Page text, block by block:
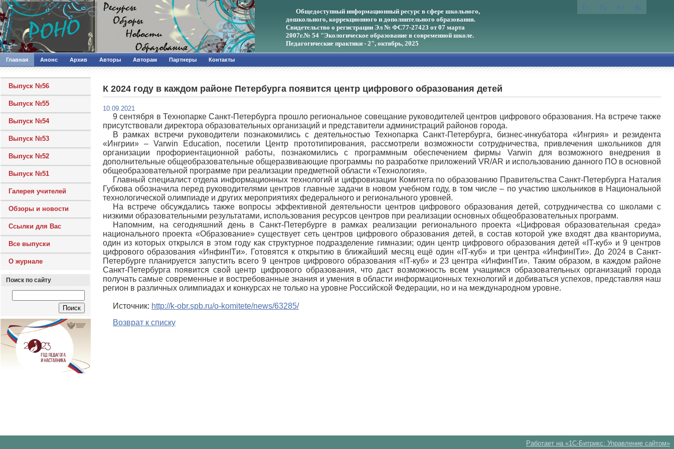
Общедоступный информационный ресурс в сфере школьного,
дошкольного, коррекционного и дополнительного образования.
Свидетельство о регистрации Эл № ФС77-27423 от 07 марта
2007г.№ 54 "Экологическое образование в современной школе.
Педагогические практики - 2", октябрь, 2025
Главная Анонс Архив Авторы Авторам Партнеры Контакты
Выпуск №56
Выпуск №55
Выпуск №54
Выпуск №53
Выпуск №52
Выпуск №51
Галерея учителей
Обзоры и новости
Ссылки для Вас
Все выпуски
О журнале
Поиск по сайту
К 2024 году в каждом районе Петербурга появится центр цифрового образования детей
10.09.2021
9 сентября в Технопарке Санкт-Петербурга прошло региональное совещание руководителей центров цифрового образования. На встрече также
присутствовали директора образовательных организаций и представители администраций районов города.
В рамках встречи руководители познакомились с деятельностью Технопарка Санкт-Петербурга, бизнес-инкубатора «Ингрия» и резидента
«Ингрии» – Varwin Education, посетили Центр прототипирования, рассмотрели возможности сотрудничества, привлечения школьников для
организации профориентационной работы, познакомились с программным обеспечением фирмы Varwin для возможного внедрения в
дополнительные общеобразовательные общеразвивающие программы по разработке приложений VR/AR и использованию данного ПО в основной
общеобразовательной программе при реализации предметной области «Технология».
Главный специалист отдела информационных технологий и цифровизации Комитета по образованию Правительства Санкт-Петербурга Наталия
Губкова обозначила перед руководителями центров главные задачи в новом учебном году, в том числе – по участию школьников в Национальной
технологической олимпиаде и других мероприятиях федерального и регионального уровней.
На встрече обсуждались также вопросы эффективной деятельности центров цифрового образования детей, сотрудничества со школами с
низкими образовательными результатами, использования ресурсов центров при реализации основных общеобразовательных программ.
Напомним, на сегодняшний день в Санкт-Петербурге в рамках реализации регионального проекта «Цифровая образовательная среда»
национального проекта «Образование» существует сеть центров цифрового образования детей, в состав которой уже входят два кванториума,
один из которых открылся в этом году как структурное подразделение гимназии; один центр цифрового образования детей «IT-куб» и 9 центров
цифрового образования «ИнфинITи». Готовятся к открытию в ближайший месяц ещё один «IT-куб» и три центра «ИнфинITи». До 2024 в Санкт-
Петербурге планируется запустить всего 9 центров цифрового образования «IT-куб» и 23 центра «ИнфинITи». Таким образом, в каждом районе
Санкт-Петербурга появится свой центр цифрового образования, что даст возможность всем учащимся образовательных организаций города
получать самые современные и востребованные знания и умения в области информационных технологий и добиваться успехов, представляя наш
регион в различных олимпиадах и конкурсах не только на уровне Российской Федерации, но и на международном уровне.
Источник: http://k-obr.spb.ru/o-komitete/news/63285/
Возврат к списку
Работает на «1С-Битрикс: Управление сайтом»